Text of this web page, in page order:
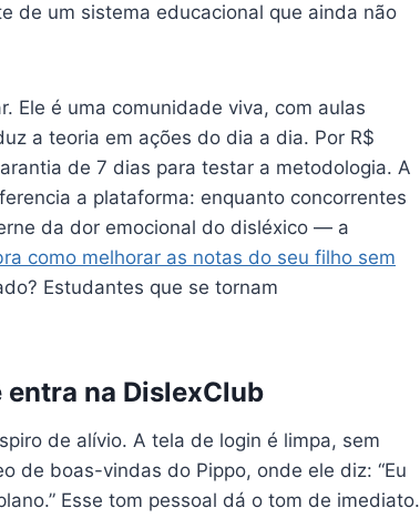
de um sistema educacional que ainda não
Ele é uma comunidade viva, com aulas
a teoria em ações do dia a dia. Por R$
de 7 dias para testar a metodologia. A
a plataforma: enquanto concorrentes
da dor emocional do disléxico — a
como melhorar as notas do seu filho sem
Estudantes que se tornam
na DislexClub
de alívio. A tela de login é limpa, sem
de boas-vindas do Pippo, onde ele diz: “Eu
Esse tom pessoal dá o tom de imediato.